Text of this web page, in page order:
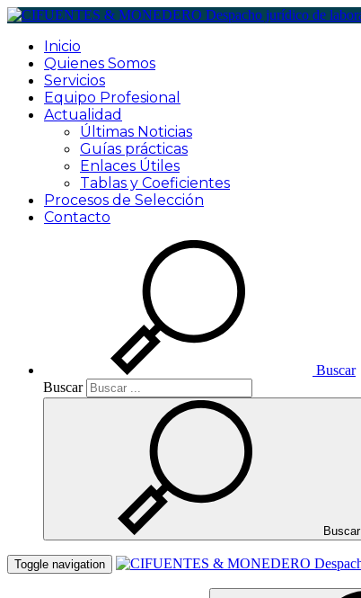
Inicio
Quienes Somos
Servicios
Equipo Profesional
Actualidad
Últimas Noticias
Guías prácticas
Enlaces Útiles
Tablas y Coeficientes
Procesos de Selección
Contacto
Buscar
Buscar
Buscar
Toggle navigation